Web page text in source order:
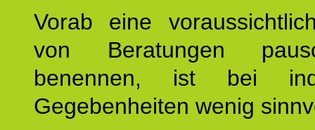
Vorab eine
von Beratungen
benennen, ist bei
Gegebenheiten wenig